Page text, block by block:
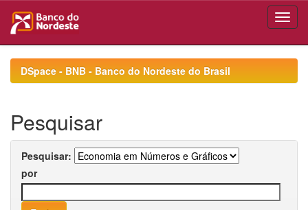
navigationDSpace - BNB - Banco do Nordeste do Brasil
Pesquisar
Pesquisar:
por